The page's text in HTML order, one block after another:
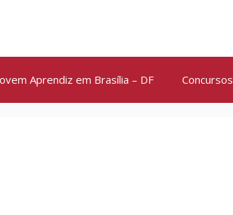
Aprendiz em Brasília – DF Concursos